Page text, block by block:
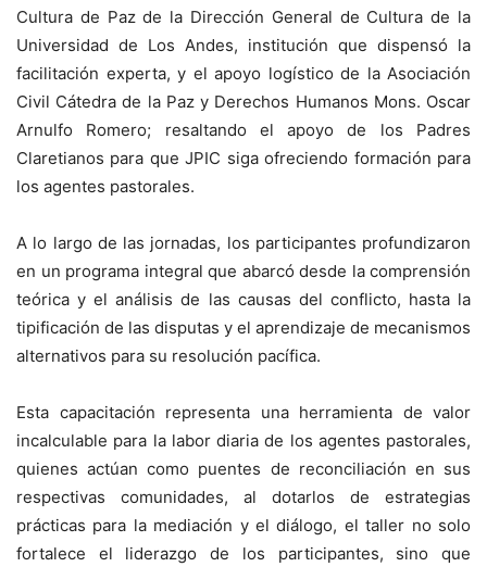
Cultura de Paz de la Dirección General de Cultura de la
Universidad de Los Andes, institución que dispensó la
facilitación experta, y el apoyo logístico de la Asociación
Civil Cátedra de la Paz y Derechos Humanos Mons. Oscar
Arnulfo Romero; resaltando el apoyo de los Padres
Claretianos para que JPIC siga ofreciendo formación para
los agentes pastorales.
A lo largo de las jornadas, los participantes profundizaron
en un programa integral que abarcó desde la comprensión
teórica y el análisis de las causas del conflicto, hasta la
tipificación de las disputas y el aprendizaje de mecanismos
alternativos para su resolución pacífica.
Esta capacitación representa una herramienta de valor
incalculable para la labor diaria de los agentes pastorales,
quienes actúan como puentes de reconciliación en sus
respectivas comunidades, al dotarlos de estrategias
prácticas para la mediación y el diálogo, el taller no solo
fortalece el liderazgo de los participantes, sino que